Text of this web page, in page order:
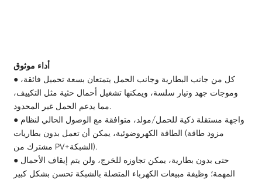
أداء موثوق
● كل من جانب البطارية وجانب الحمل يتمتعان بسعة تحميل فائقة،
وموجات جهد وتيار سلسة، ويمكنها تشغيل أحمال حثية مثل التكييف،
مما يدعم الحمل غير المحدود.
● واجهة مستقلة ذكية للحمل/مولد، متوافقة مع الوصول الحالي لنظام
الطاقة الكهروضوئية، يمكن أن تعمل بدون بطاريات (مزود طاقة
مشترك من PV+الشبكة).
● حتى بدون بطارية، يمكن تجاوزه للخرج، ولن يتم إيقاف الأحمال
المهمة؛ وظيفة مبيعات الكهرباء المتصلة بالشبكة تحسن بشكل كبير